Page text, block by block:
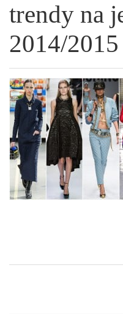
trendy na
2014/2015